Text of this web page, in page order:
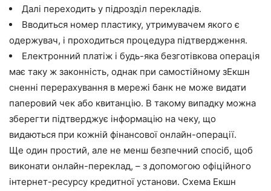
Далі переходить у підрозділ перекладів.
Вводиться номер пластику, утримувачем якого є
одержувач, і проходиться процедура підтвердження.
Електронний платіж і будь-яка безготівкова операція
має таку ж законність, однак при самостійному зЕкшн
сненні перерахування в мережі банк не може видати
паперовий чек або квитанцію. В такому випадку можна
зберегти підтверджує інформацію на чеку, що
видаються при кожній фінансової онлайн-операції.
Ще один простий, але не менш безпечний спосіб, щоб
виконати онлайн-переклад, – з допомогою офіційного
інтернет-ресурсу кредитної установи. Схема Екшн